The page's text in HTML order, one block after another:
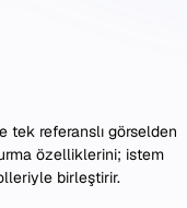
tek referanslı görselden
özelliklerini; istem
birleştirir.